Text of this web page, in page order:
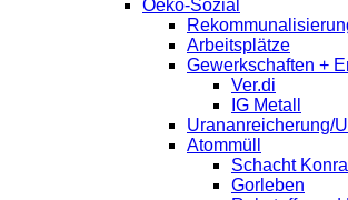
Oeko-Sozial
Arbeitsplätze
Gewerkschaften +
Ver.di
IG Metall
Urananreicherung/
Atommüll
Schacht
Gorleben